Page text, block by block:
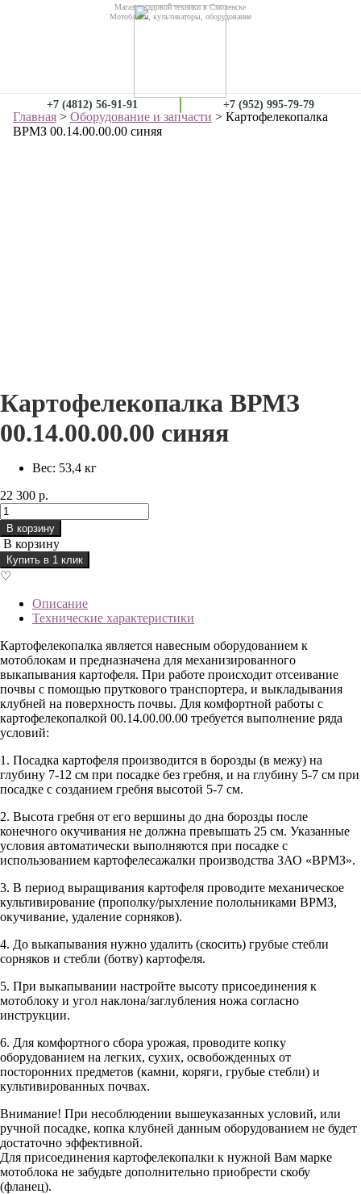
Магазин садовой техники в Смоленске
Мотоблоки, культиваторы, оборудование
+7 (4812) 56-91-91 +7 (952) 995-79-79
Главная> Оборудование и запчасти > Картофелекопалка
ВРМЗ 00.14.00.00.00 синяя
Картофелекопалка ВРМЗ
00.14.00.00.00 синяя
Вес: 53,4 кг
22 300 р.
В корзину
В корзину
Купить в 1 клик
♡
Описание
Технические характеристики
Картофелекопалка является навесным оборудованием к
мотоблокам и предназначена для механизированного
выкапывания картофеля. При работе происходит отсеивание
почвы с помощью пруткового транспортера, и выкладывания
клубней на поверхность почвы. Для комфортной работы с
картофелекопалкой 00.14.00.00.00 требуется выполнение ряда
условий:
1. Посадка картофеля производится в борозды (в межу) на
глубину 7-12 см при посадке без гребня, и на глубину 5-7 см при
посадке с созданием гребня высотой 5-7 см.
2. Высота гребня от его вершины до дна борозды после
конечного окучивания не должна превышать 25 см. Указанные
условия автоматически выполняются при посадке с
использованием картофелесажалки производства ЗАО «ВРМЗ».
3. В период выращивания картофеля проводите механическое
культивирование (прополку/рыхление полольниками ВРМЗ,
окучивание, удаление сорняков).
4. До выкапывания нужно удалить (скосить) грубые стебли
сорняков и стебли (ботву) картофеля.
5. При выкапывании настройте высоту присоединения к
мотоблоку и угол наклона/заглубления ножа согласно
инструкции.
6. Для комфортного сбора урожая, проводите копку
оборудованием на легких, сухих, освобожденных от
посторонних предметов (камни, коряги, грубые стебли) и
культивированных почвах.
Внимание! При несоблюдении вышеуказанных условий, или
ручной посадке, копка клубней данным оборудованием не будет
достаточно эффективной.
Для присоединения картофелекопалки к нужной Вам марке
мотоблока не забудьте дополнительно приобрести скобу
(фланец).